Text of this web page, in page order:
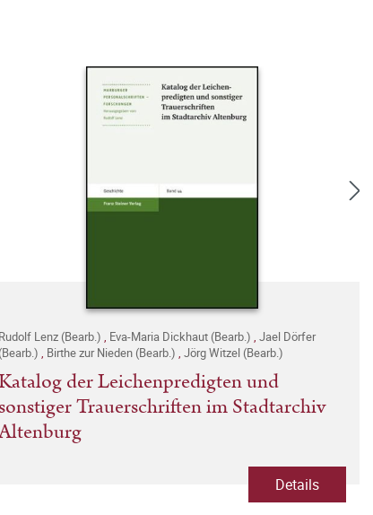
Rudolf Lenz (Bearb.) Eva-Maria Dickhaut (Bearb.) Jael Dörfer
(Bearb.)
Birthe zur Nieden (Bearb.) Jörg Witzel (Bearb.)
der Leichenpredigten und
Trauerschriften im Stadtarchiv
Details